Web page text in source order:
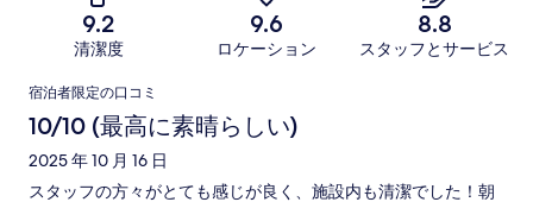
9.2
清潔度
9.6
ロケーション
8.8
スタッフとサービス
口
コ
ミ
宿泊者限定の口コミ
10/10 (最高に素晴らしい)
2025 年 10 月 16 日
スタッフの方々がとても感じが良く、施設内も清潔でした！朝